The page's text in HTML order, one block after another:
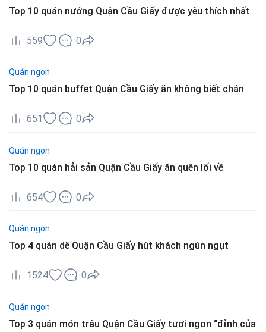
Top 10 quán nướng Quận Cầu Giấy được yêu thích nhất
559 0
Quán ngon
Top 10 quán buffet Quận Cầu Giấy ăn không biết chán
651 0
Quán ngon
Top 10 quán hải sản Quận Cầu Giấy ăn quên lối về
654 0
Quán ngon
Top 4 quán dê Quận Cầu Giấy hút khách ngùn ngụt
1524 0
Quán ngon
Top 3 quán món trâu Quận Cầu Giấy tươi ngon “đỉnh của